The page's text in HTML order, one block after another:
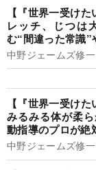
【『世界一受け
レッチ、じつは
む“間違った常識”
中野ジェームズ修一
【『世界一受け
みるみる体が柔
動指導のプロが絶
中野ジェームズ修一